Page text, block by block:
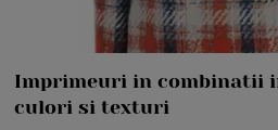
Imprimeuri in combinatii
culori si texturi